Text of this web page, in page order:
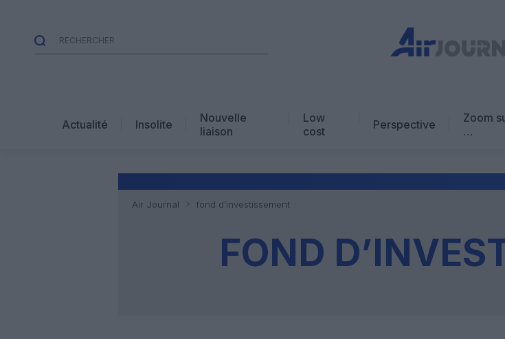
Actualité Insolite
Nouvelle
liaison
Low
cost
Perspective
Zoom
…
Vidéo
Air Journal fond d’investissement
FOND